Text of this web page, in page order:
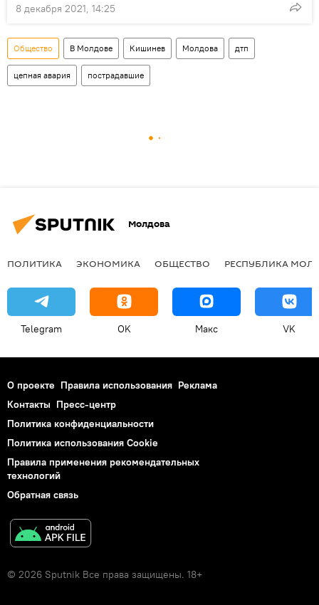
8 декабря 2021, 14:25
Общество В Молдове Кишинев Молдова дтп
цепная авария пострадавшие
Молдова
ПОЛИТИКА ЭКОНОМИКА ОБЩЕСТВО РЕСПУБЛИКА
Telegram OK Макс VK
О проекте Правила использования Реклама
Контакты Пресс-центр
Политика конфиденциальности
Политика использования Cookie
Правила применения рекомендательных
технологий
Обратная связь
© 2026 Sputnik Все права защищены. 18+